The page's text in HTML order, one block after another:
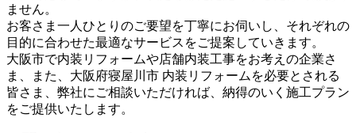
ません。
お客さま一人ひとりのご要望を丁寧にお伺いし、それぞれの
目的に合わせた最適なサービスをご提案していきます。
大阪市で内装リフォームや店舗内装工事をお考えの企業さ
ま、また、大阪府寝屋川市 内装リフォームを必要とされる
皆さま、弊社にご相談いただければ、納得のいく施工プラン
をご提供いたします。